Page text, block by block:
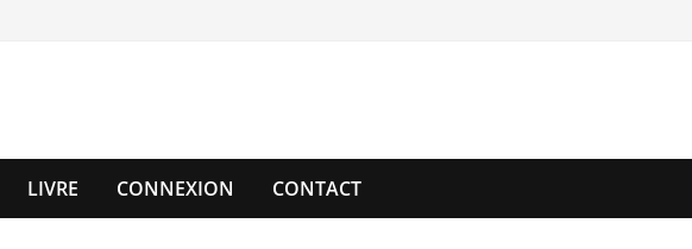
LIVRE CONNEXION CONTACT